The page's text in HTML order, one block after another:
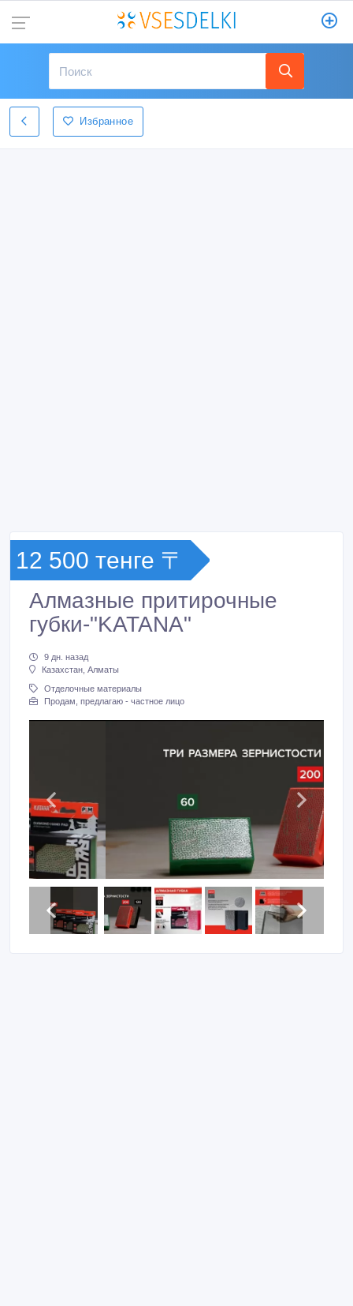
Избранное
12 500 тенге 〒
Алмазные притирочные
губки-"KATANA"
9 дн. назад
Казахстан, Алматы
Отделочные материалы
Продам, предлагаю - частное лицо